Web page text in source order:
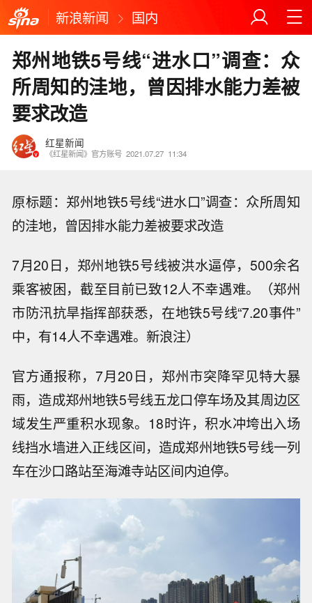
新浪新闻 国内
郑州地铁5号线“进水口”调查：众
所周知的洼地，曾因排水能力差被
要求改造
红星新闻
《红星新闻》官方账号 2021.07.27 11:34
原标题：郑州地铁5号线“进水口”调查：众所周知
的洼地，曾因排水能力差被要求改造
7月20日，郑州地铁5号线被洪水逼停，500余名
乘客被困，截至目前已致12人不幸遇难。（郑州
市防汛抗旱指挥部获悉，在地铁5号线“7.20事件”
中，有14人不幸遇难。新浪注）
官方通报称，7月20日，郑州市突降罕见特大暴
雨，造成郑州地铁5号线五龙口停车场及其周边区
域发生严重积水现象。18时许，积水冲垮出入场
线挡水墙进入正线区间，造成郑州地铁5号线一列
车在沙口路站至海滩寺站区间内迫停。